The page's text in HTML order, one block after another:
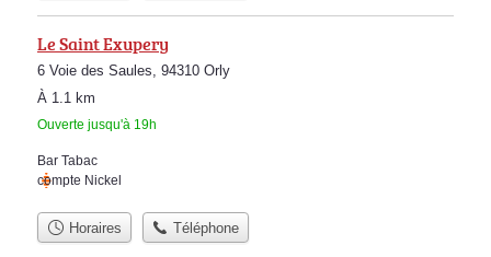
Le Saint Exupery
6 Voie des Saules, 94310 Orly
À 1.1 km
Ouverte jusqu'à 19h
Bar Tabac
compte Nickel
Horaires Téléphone